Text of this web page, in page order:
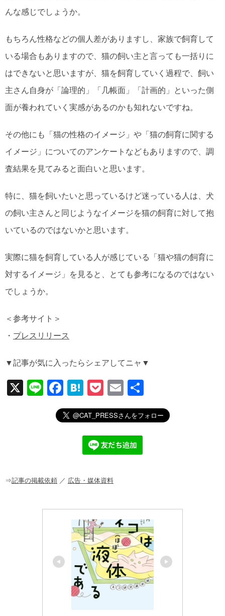
んな感じでしょうか。
もちろん性格などの個人差がありますし、家族で飼育して
いる場合もありますので、猫の飼い主と言っても一括りに
はできないと思いますが、猫を飼育していく過程で、飼い
主さん自身が「論理的」「几帳面」「計画的」といった側
面が養われていく実感があるのかも知れないですね。
その他にも「猫の性格のイメージ」や「猫の飼育に関する
イメージ」についてのアンケートなどもありますので、調
査結果を見てみると面白いと思います。
特に、猫を飼いたいと思っているけど迷っている人は、犬
の飼い主さんと同じようなイメージを猫の飼育に対して抱
いているのではないかと思います。
実際に猫を飼育している人が感じている「猫や猫の飼育に
対するイメージ」を見ると、とても参考になるのではない
でしょうか。
＜参考サイト＞
・ プレスリリース
▼記事が気に入ったらシェアしてニャ▼
X
Li
F
a
c
o
H
at
e
n
a
P
o
ck
et
E
m
ail
有
⇒記事の掲載依頼 ／ 広告・媒体資料